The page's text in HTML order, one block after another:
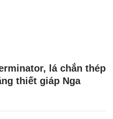
lá chắn thép
thiết giáp Nga